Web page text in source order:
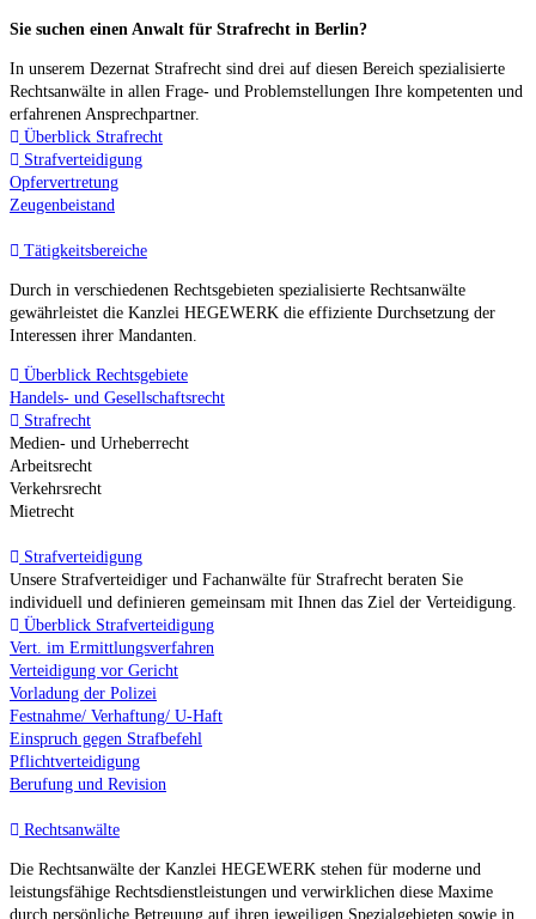
Sie suchen einen Anwalt für Strafrecht in Berlin?
In unserem Dezernat Strafrecht sind drei auf diesen Bereich spezialisierte
Rechtsanwälte in allen Frage- und Problemstellungen Ihre kompetenten und
erfahrenen Ansprechpartner.
Überblick Strafrecht
Strafverteidigung
Opfervertretung
Zeugenbeistand
Tätigkeitsbereiche
Durch in verschiedenen Rechtsgebieten spezialisierte Rechtsanwälte
gewährleistet die Kanzlei HEGEWERK die effiziente Durchsetzung der
Interessen ihrer Mandanten.
Überblick Rechtsgebiete
Handels- und Gesellschaftsrecht
Strafrecht
Medien- und Urheberrecht
Arbeitsrecht
Verkehrsrecht
Mietrecht
Strafverteidigung
Unsere Strafverteidiger und Fachanwälte für Strafrecht beraten Sie
individuell und definieren gemeinsam mit Ihnen das Ziel der Verteidigung.
Überblick Strafverteidigung
Vert. im Ermittlungsverfahren
Verteidigung vor Gericht
Vorladung der Polizei
Festnahme/ Verhaftung/ U-Haft
Einspruch gegen Strafbefehl
Pflichtverteidigung
Berufung und Revision
Rechtsanwälte
Die Rechtsanwälte der Kanzlei HEGEWERK stehen für moderne und
leistungsfähige Rechtsdienstleistungen und verwirklichen diese Maxime
durch persönliche Betreuung auf ihren jeweiligen Spezialgebieten sowie in